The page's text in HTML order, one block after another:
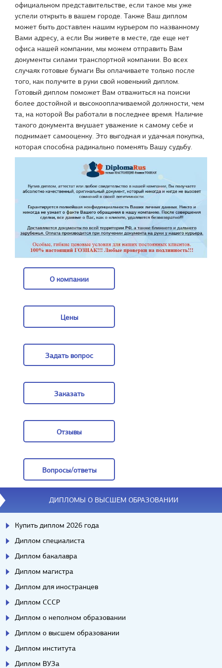
официальном представительстве, если такое мы уже
успели открыть в вашем городе. Также Ваш диплом
может быть доставлен нашим курьером по названному
Вами адресу, а если Вы живете в месте, где еще нет
офиса нашей компании, мы можем отправить Вам
документы силами транспортной компании. Во всех
случаях готовые бумаги Вы оплачиваете только после
того, как получите в руки свой новенький диплом.
Готовый диплом поможет Вам отважиться на поиски
более достойной и высокооплачиваемой должности, чем
та, на которой Вы работали в последнее время. Наличие
такого документа внушает уважение к самому себе и
поднимает самооценку. Это выгодная и удачная покупка,
которая способна радикально поменять Вашу судьбу.
О компании
Цены
Задать вопрос
Заказать
Отзывы
Вопросы/ответы
Вопросы/ответы
ДИПЛОМЫ О ВЫСШЕМ ОБРАЗОВАНИИ
Купить диплом 2026 года
Диплом специалиста
Диплом бакалавра
Диплом магистра
Диплом для иностранцев
Диплом СССР
Диплом о неполном образовании
Диплом о высшем образовании
Диплом института
Диплом ВУЗа